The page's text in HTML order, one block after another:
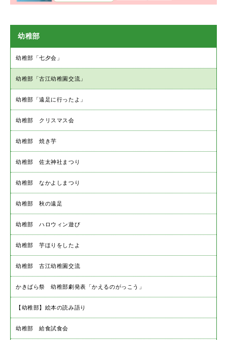
幼稚部
幼稚部「七夕会」
幼稚部「古江幼稚園交流」
幼稚部「遠足に行ったよ」
幼稚部 クリスマス会
幼稚部 焼き芋
幼稚部 佐太神社まつり
幼稚部 なかよしまつり
幼稚部 秋の遠足
幼稚部 ハロウィン遊び
幼稚部 芋ほりをしたよ
幼稚部 古江幼稚園交流
かきばら祭 幼稚部劇発表「かえるのがっこう」
【幼稚部】絵本の読み語り
幼稚部 給食試食会